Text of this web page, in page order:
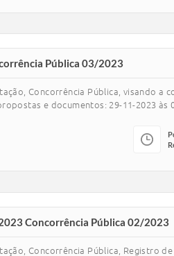
Pública 03/2023
Concorrência Pública, visando a
e documentos: 29-11-2023 às
Concorrência Pública 02/2023
Concorrência Pública, Registro